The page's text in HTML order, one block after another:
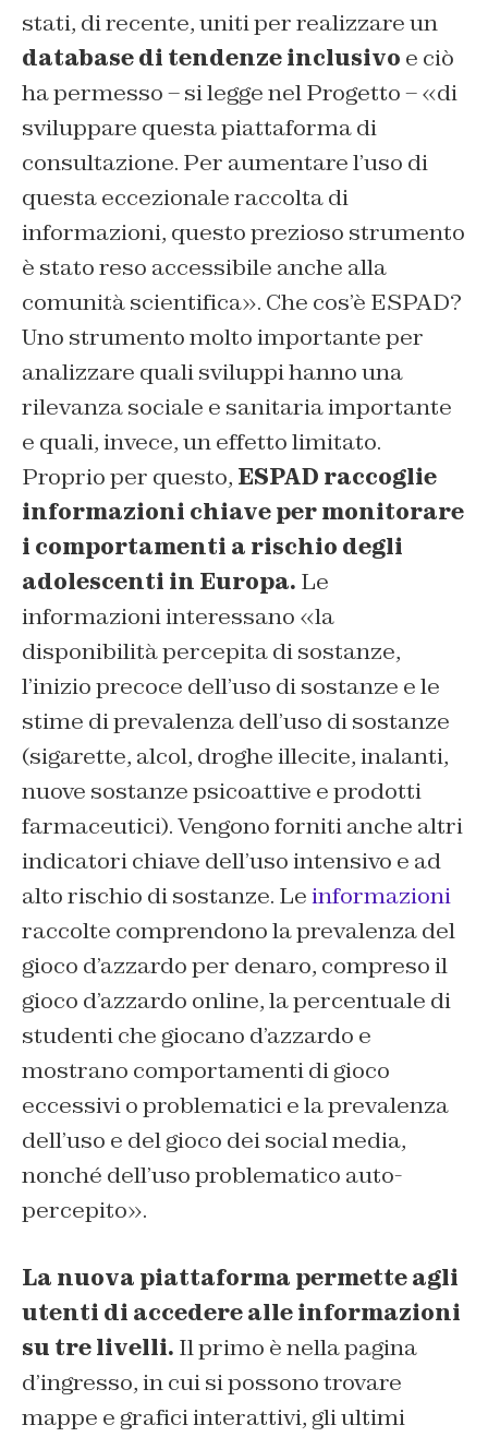
stati, di recente, uniti per realizzare un
database di tendenze inclusivo e ciò
ha permesso – si legge nel Progetto – «di
sviluppare questa piattaforma di
consultazione. Per aumentare l’uso di
questa eccezionale raccolta di
informazioni, questo prezioso strumento
è stato reso accessibile anche alla
comunità scientifica». Che cos’è ESPAD?
Uno strumento molto importante per
analizzare quali sviluppi hanno una
rilevanza sociale e sanitaria importante
e quali, invece, un effetto limitato.
Proprio per questo, ESPAD raccoglie
informazioni chiave per monitorare
i comportamenti a rischio degli
adolescenti in Europa. Le
informazioni interessano «la
disponibilità percepita di sostanze,
l’inizio precoce dell’uso di sostanze e le
stime di prevalenza dell’uso di sostanze
(sigarette, alcol, droghe illecite, inalanti,
nuove sostanze psicoattive e prodotti
farmaceutici). Vengono forniti anche altri
indicatori chiave dell’uso intensivo e ad
alto rischio di sostanze. Leinformazioni
raccolte comprendono la prevalenza del
gioco d’azzardo per denaro, compreso il
gioco d’azzardo online, la percentuale di
studenti che giocano d’azzardo e
mostrano comportamenti di gioco
eccessivi o problematici e la prevalenza
dell’uso e del gioco dei social media,
nonché dell’uso problematico auto-
percepito».
La nuova piattaforma permette agli
utenti di accedere alle informazioni
su tre livelli. Il primo è nella pagina
d’ingresso, in cui si possono trovare
mappe e grafici interattivi, gli ultimi